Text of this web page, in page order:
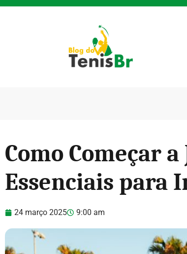
Como Começar
Essenciais para
24 março 2025 9:00 am